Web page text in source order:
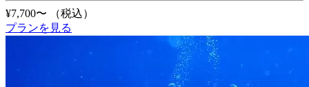
¥7,700〜
（税込）
プランを見る